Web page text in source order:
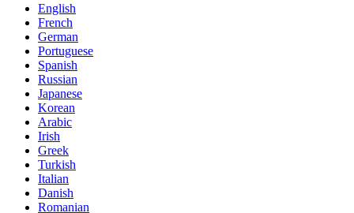
English
French
German
Portuguese
Spanish
Russian
Japanese
Korean
Arabic
Irish
Greek
Turkish
Italian
Danish
Romanian